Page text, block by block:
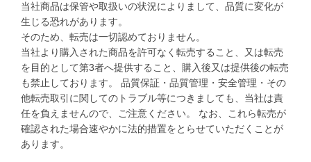
当社商品は保管や取扱いの状況によりまして、品質に変化が
生じる恐れがあります。
そのため、転売は一切認めておりません。
当社より購入された商品を許可なく転売すること、又は転売
を目的として第3者へ提供すること、購入後又は提供後の転売
も禁止しております。 品質保証・品質管理・安全管理・その
他転売取引に関してのトラブル等につきましても、当社は責
任を負えませんので、ご注意ください。 なお、これら転売が
確認された場合速やかに法的措置をとらせていただくことが
あります。